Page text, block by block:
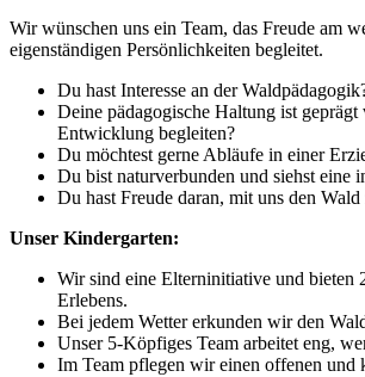
Wir wünschen uns ein Team, das Freude am
eigenständigen Persönlichkeiten begleitet.
Du hast Interesse an der
Deine pädagogische Haltung ist
Entwicklung begleiten?
Du möchtest gerne Abläufe in einer
Du bist naturverbunden und siehst eine
Du hast Freude daran, mit uns den
Unser Kindergarten:
Wir sind eine Elterninitiative und bieten
Erlebens.
Bei jedem Wetter erkunden wir den
Unser 5-Köpfiges Team arbeitet eng,
Im Team pflegen wir einen offenen und